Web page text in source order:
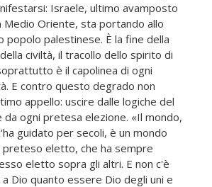
Israele, ultimo avamposto
Medio Oriente, sta portando allo
popolo palestinese. È la fine della
civiltà, il tracollo dello spirito di
è il capolinea di ogni
E contro questo degrado non
appello: uscire dalle logiche del
ogni pretesa elezione. «Il mondo,
guidato per secoli, è un mondo
preteso eletto, che ha sempre
eletto sopra gli altri. E non c'è
Dio quanto essere Dio degli uni e